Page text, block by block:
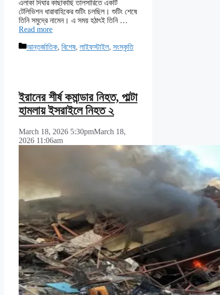
এলাকা দিঘার কাছাকাছি তালসারিতে একটি
টেলিভিশন ধারাবাহিকের শুটিং চলছিল। শুটিং শেষে
তিনি সমুদ্রে নামেন। এ সময় হঠাৎই তিনি …
Read more
Categories
আন্তর্জাতিক, বিশেষ, লাইফস্টাইল, সংস্কৃতি
ইরানের শীর্ষ কমান্ডার নিহত, পাল্টা
হামলায় ইসরাইলে নিহত ২
March 18, 2026 5:30pmMarch 18,
2026 11:06am